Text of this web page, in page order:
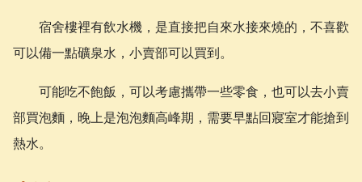
宿舍樓裡有飲水機，是直接把自來水接來燒的，不喜歡
可以備一點礦泉水，小賣部可以買到。
可能吃不飽飯，可以考慮攜帶一些零食，也可以去小賣
部買泡麵，晚上是泡泡麵高峰期，需要早點回寢室才能搶到
熱水。